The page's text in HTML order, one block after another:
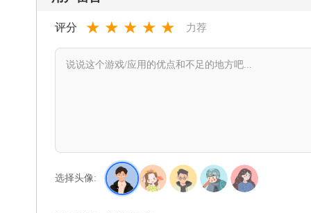
评分 ★ ★ ★ ★ ★ 力荐
选择头像: